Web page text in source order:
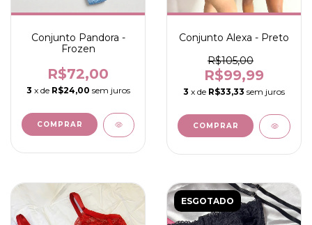
Conjunto Pandora -
Frozen
R$72,00
3 x de R$24,00 sem juros
COMPRAR
Conjunto Alexa - Preto
R$105,00
R$99,99
3 x de R$33,33 sem juros
COMPRAR
ESGOTADO